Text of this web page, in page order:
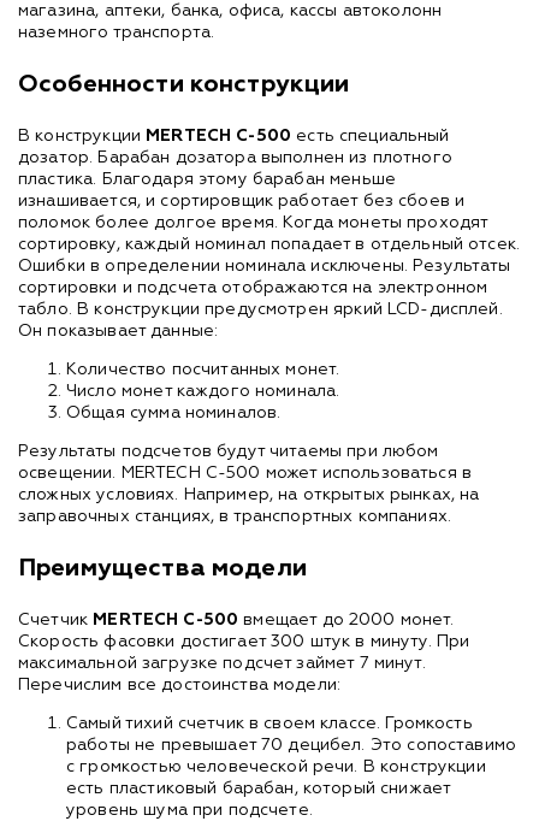
магазина, аптеки, банка, офиса, кассы автоколонн
наземного транспорта.
Особенности конструкции
В конструкции MERTECH С-500 есть специальный
дозатор. Барабан дозатора выполнен из плотного
пластика. Благодаря этому барабан меньше
изнашивается, и сортировщик работает без сбоев и
поломок более долгое время. Когда монеты проходят
сортировку, каждый номинал попадает в отдельный отсек.
Ошибки в определении номинала исключены. Результаты
сортировки и подсчета отображаются на электронном
табло. В конструкции предусмотрен яркий LCD-дисплей.
Он показывает данные:
Количество посчитанных монет.
Число монет каждого номинала.
Общая сумма номиналов.
Результаты подсчетов будут читаемы при любом
освещении. MERTECH С-500 может использоваться в
сложных условиях. Например, на открытых рынках, на
заправочных станциях, в транспортных компаниях.
Преимущества модели
Счетчик MERTECH С-500 вмещает до 2000 монет.
Скорость фасовки достигает 300 штук в минуту. При
максимальной загрузке подсчет займет 7 минут.
Перечислим все достоинства модели:
Самый тихий счетчик в своем классе. Громкость
работы не превышает 70 децибел. Это сопоставимо
с громкостью человеческой речи. В конструкции
есть пластиковый барабан, который снижает
уровень шума при подсчете.